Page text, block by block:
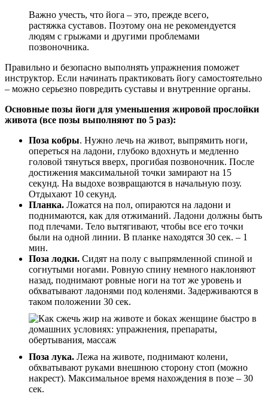
Важно учесть, что йога – это, прежде всего,
растяжка суставов. Поэтому она не рекомендуется
людям с грыжами и другими проблемами
позвоночника.
Правильно и безопасно выполнять упражнения поможет
инструктор. Если начинать практиковать йогу самостоятельно
– можно серьезно повредить суставы и внутренние органы.
Основные позы йоги для уменьшения жировой прослойки
живота (все позы выполняют по 5 раз):
Поза кобры. Нужно лечь на живот, выпрямить ноги,
опереться на ладони, глубоко вдохнуть и медленно
головой тянуться вверх, прогибая позвоночник. После
достижения максимальной точки замирают на 15
секунд. На выдохе возвращаются в начальную позу.
Отдыхают 10 секунд.
Планка. Ложатся на пол, опираются на ладони и
поднимаются, как для отжиманий. Ладони должны быть
под плечами. Тело вытягивают, чтобы все его точки
были на одной линии. В планке находятся 30 сек. – 1
мин.
Поза лодки. Сидят на полу с выпрямленной спиной и
согнутыми ногами. Ровную спину немного наклоняют
назад, поднимают ровные ноги на тот же уровень и
обхватывают ладонями под коленями. Задерживаются в
таком положении 30 сек.
Поза лука. Лежа на животе, поднимают колени,
обхватывают руками внешнюю сторону стоп (можно
накрест). Максимальное время нахождения в позе – 30
сек.